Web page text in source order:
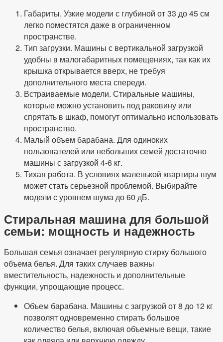
Габариты. Узкие модели с глубиной от 33 до 45 см
легко поместятся даже в ограниченном
пространстве.
Тип загрузки. Машины с вертикальной загрузкой
удобны в малогабаритных помещениях, так как их
крышка открывается вверх, не требуя
дополнительного места спереди.
Встраиваемые модели. Стиральные машины,
которые можно установить под раковину или
спрятать в шкаф, помогут оптимально использовать
пространство.
Малый объем барабана. Для одиноких
пользователей или небольших семей достаточно
машины с загрузкой 4-6 кг.
Тихая работа. В условиях маленькой квартиры шум
может стать серьезной проблемой. Выбирайте
модели с уровнем шума до 60 дБ.
Стиральная машина для большой
семьи: мощность и надежность
Большая семья означает регулярную стирку большого
объема белья. Для таких случаев важны
вместительность, надежность и дополнительные
функции, упрощающие процесс.
Объем барабана. Машины с загрузкой от 8 до 12 кг
позволят одновременно стирать большое
количество белья, включая объемные вещи, такие